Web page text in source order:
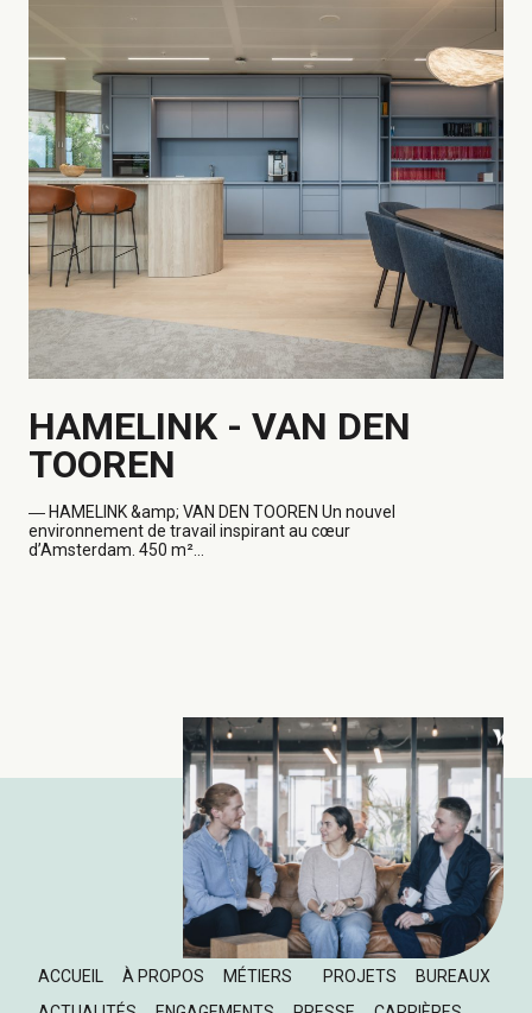
HAMELINK - VAN DEN
TOOREN
― HAMELINK &amp; VAN DEN TOOREN Un nouvel
environnement de travail inspirant au cœur
d’Amsterdam. 450 m²...
ACCUEIL À PROPOS MÉTIERS PROJETS
BUREAUX